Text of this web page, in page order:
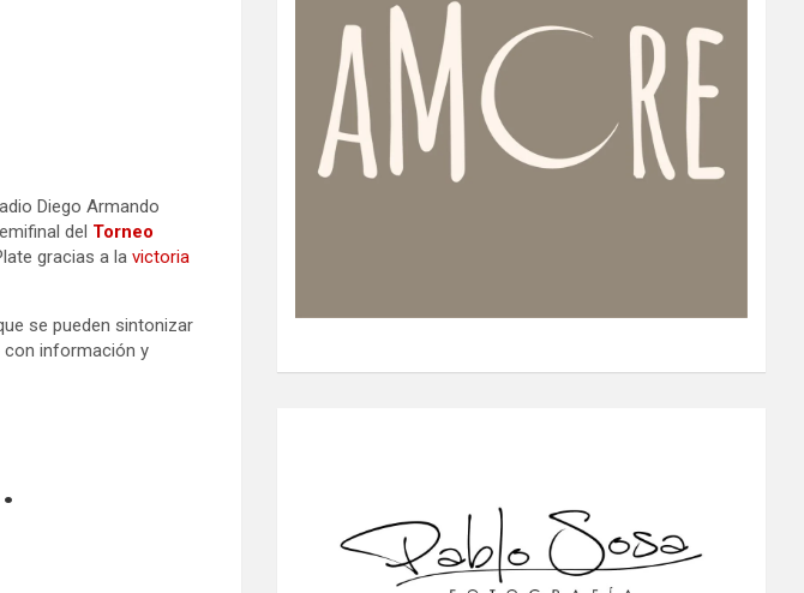
Diego Armando
del Torneo
gracias a la victoria
se pueden sintonizar
con información y